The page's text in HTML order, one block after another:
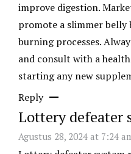
improve digestion.
promote a slimmer belly
burning processes.
and consult with a
starting any new
Reply
Lottery defeater
Agustus 28, 2024 at 7:24